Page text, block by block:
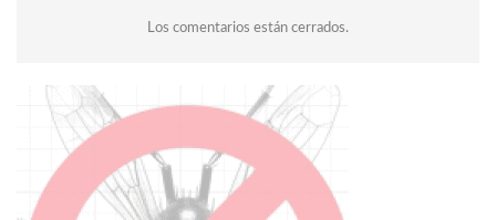
Los comentarios están cerrados.